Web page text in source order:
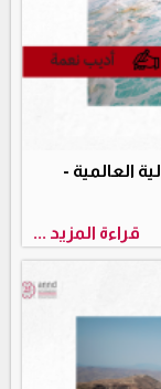
العالمية -
قراءة المزيد ...